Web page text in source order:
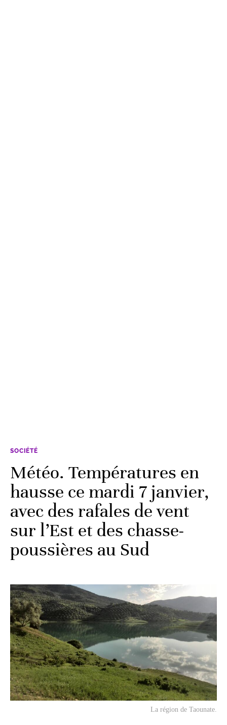
SOCIÉTÉ
Météo. Températures en
hausse ce mardi 7 janvier,
avec des rafales de vent
sur l’Est et des chasse-
poussières au Sud
La région de Taounate.